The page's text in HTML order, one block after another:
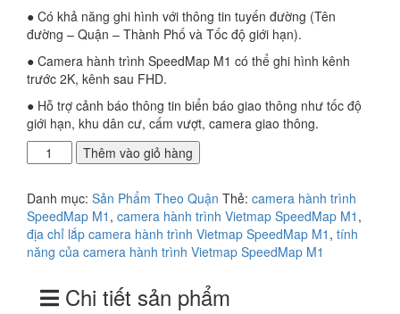
5.990.000₫.
● Có khả năng ghi hình với thông tin tuyến đường (Tên
đường – Quận – Thành Phố và Tốc độ giới hạn).
● Camera hành trình SpeedMap M1 có thể ghi hình kênh
trước 2K, kênh sau FHD.
● Hỗ trợ cảnh báo thông tin biển báo giao thông như tốc độ
giới hạn, khu dân cư, cấm vượt, camera giao thông.
chỉ
camera
hành
trình
Vietmap
M1
Thêm vào giỏ hàng
Danh mục: Sản Phẩm Theo Quận Thẻ: camera hành trình
SpeedMap M1 , camera hành trình Vietmap SpeedMap M1 ,
địa chỉ lắp camera hành trình Vietmap SpeedMap M1 , tính
năng của camera hành trình Vietmap SpeedMap M1
Chi tiết sản phẩm